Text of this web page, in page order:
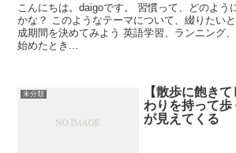
こんにちは。daigoです。 習慣って、どのよう
かな？ このようなテーマについて、綴りたい
成期間を決めてみよう 英語学習、ランニング
始めたとき...
未分類
【散歩に飽き
わりを持って
が見えてくる